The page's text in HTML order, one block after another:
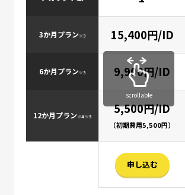
3か月プラン※3 15,400円/ID
6か月プラン※3 9,900円/ID
12か月プラン※4 ※5
5,500円/ID
（初期費用5,500円）
申し込む
scrollable